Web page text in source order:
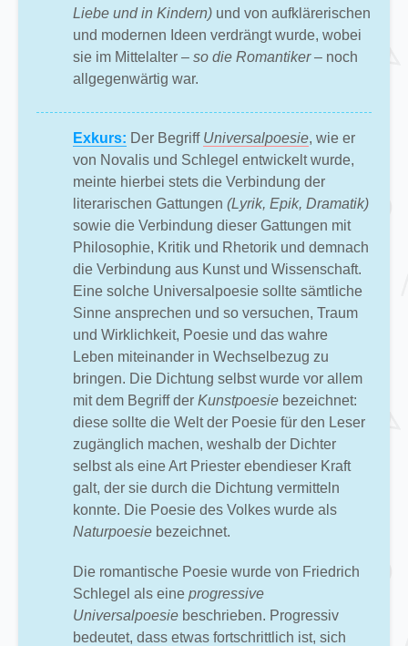
Liebe und in Kindern) und von aufklärerischen
und modernen Ideen verdrängt wurde, wobei
sie im Mittelalter – so die Romantiker – noch
allgegenwärtig war.
Exkurs: Der Begriff Universalpoesie, wie er
von Novalis und Schlegel entwickelt wurde,
meinte hierbei stets die Verbindung der
literarischen Gattungen (Lyrik, Epik, Dramatik)
sowie die Verbindung dieser Gattungen mit
Philosophie, Kritik und Rhetorik und demnach
die Verbindung aus Kunst und Wissenschaft.
Eine solche Universalpoesie sollte sämtliche
Sinne ansprechen und so versuchen, Traum
und Wirklichkeit, Poesie und das wahre
Leben miteinander in Wechselbezug zu
bringen. Die Dichtung selbst wurde vor allem
mit dem Begriff der Kunstpoesie bezeichnet:
diese sollte die Welt der Poesie für den Leser
zugänglich machen, weshalb der Dichter
selbst als eine Art Priester ebendieser Kraft
galt, der sie durch die Dichtung vermitteln
konnte. Die Poesie des Volkes wurde als
Naturpoesie bezeichnet.
Die romantische Poesie wurde von Friedrich
Schlegel als eine progressive
Universalpoesie beschrieben. Progressiv
bedeutet, dass etwas fortschrittlich ist, sich